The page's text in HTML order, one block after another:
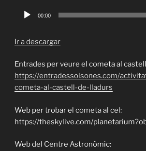
Audio
00:00
Ir a descargar
Entrades per veure el cometa al
https://entradessolsones.com/
cometa-al-castell-de-lladurs
Web per trobar el cometa al cel:
https://theskylive.com/
Web del Centre Astronòmic: